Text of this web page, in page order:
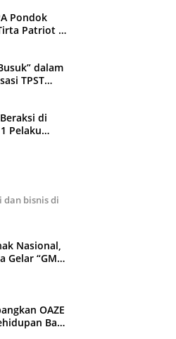
Pondok
Patriot di
dalam
TPST
di
Pelaku
bisnis di
Nasional,
Gelar “GM
OAZE
Baru